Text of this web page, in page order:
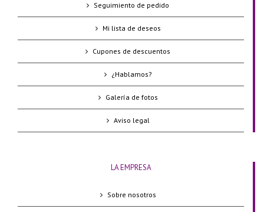
Seguimiento de pedido
Mi lista de deseos
Cupones de descuentos
¿Hablamos?
Galería de fotos
Aviso legal
LA EMPRESA
Sobre nosotros